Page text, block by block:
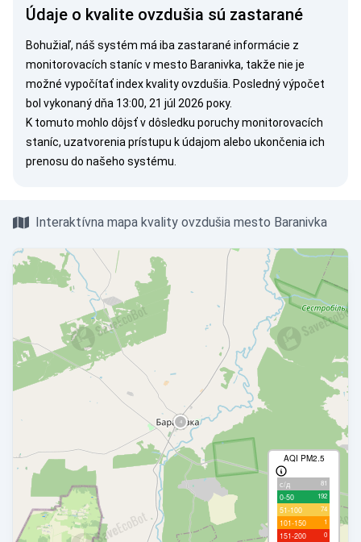
Údaje o kvalite ovzdušia sú zastarané
Bohužiaľ, náš systém má iba zastarané informácie z
monitorovacích staníc v mesto Baranivka, takže nie je
možné vypočítať index kvality ovzdušia. Posledný výpočet
bol vykonaný dňa 13:00, 21 júl 2026 року.
K tomuto mohlo dôjsť v dôsledku poruchy monitorovacích
staníc, uzatvorenia prístupu k údajom alebo ukončenia ich
prenosu do našeho systému.
Interaktívna mapa kvality ovzdušia mesto Baranivka
AQI PM2.5
с/д 81
0-50 192
51-100 74
101-150 1
151-200 0